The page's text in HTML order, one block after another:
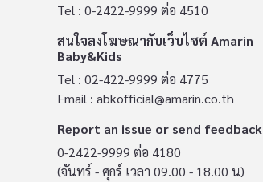
Tel : 0-2422-9999 ต่อ 4510
สนใจลงโฆษณากับเว็บไซต์ Amarin
Baby&Kids
Tel : 02-422-9999 ต่อ 4775
Email : abkofficial@amarin.co.th
Report an issue or send feedback
0-2422-9999 ต่อ 4180
(จันทร์ - ศุกร์ เวลา 09.00 - 18.00 น)